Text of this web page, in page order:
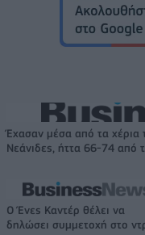
Έχασαν μέσα από τα χέρια
Νεάνιδες, ήττα 66-74 από
Ο Ένες Καντέρ θέλει να
δηλώσει συμμετοχή στο